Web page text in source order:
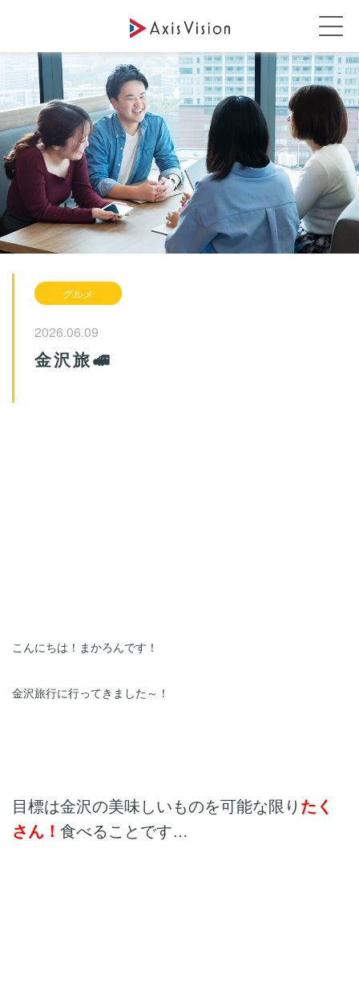
グルメ
2026.06.09
金沢旅🚅
こんにちは！まかろんです！
金沢旅行に行ってきました～！
目標は金沢の美味しいものを可能な限り たく
さん！ 食べることです…